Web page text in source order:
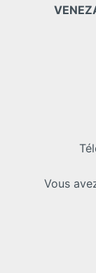
Vous